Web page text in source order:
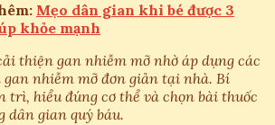
Mẹo dân gian khi bé được 3
khỏe mạnh
thiện gan nhiễm mỡ nhờ áp dụng các
gan nhiễm mỡ đơn giản tại nhà. Bí
trì, hiểu đúng cơ thể và chọn bài thuốc
dân gian quý báu.